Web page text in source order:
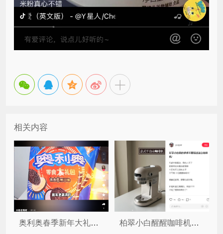
相关内容
奥利奥春季新年大礼包抖音营销 柏翠小白醒醒咖啡机小红书营销